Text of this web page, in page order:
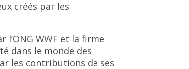
créés par les
l’ONG WWF et la firme
dans le monde des
les contributions de ses